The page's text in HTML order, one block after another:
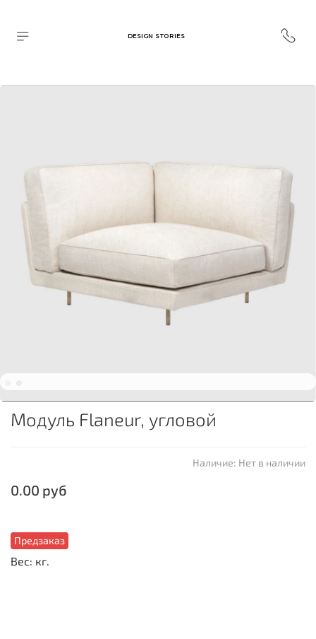
DESIGN STORIES
Наличие: Нет в наличии
Предзаказ
Модуль Flaneur, угловой
0.00 руб
Вес: кг.